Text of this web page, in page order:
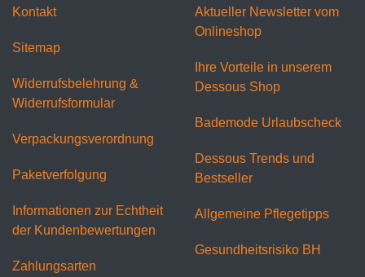
Kontakt
Sitemap
Widerrufsbelehrung &
Widerrufsformular
Verpackungsverordnung
Paketverfolgung
Informationen zur Echtheit
der Kundenbewertungen
Zahlungsarten
Aktueller Newsletter vom
Onlineshop
Ihre Vorteile in unserem
Dessous Shop
Bademode Urlaubscheck
Dessous Trends und
Bestseller
Allgemeine Pflegetipps
Gesundheitsrisiko BH